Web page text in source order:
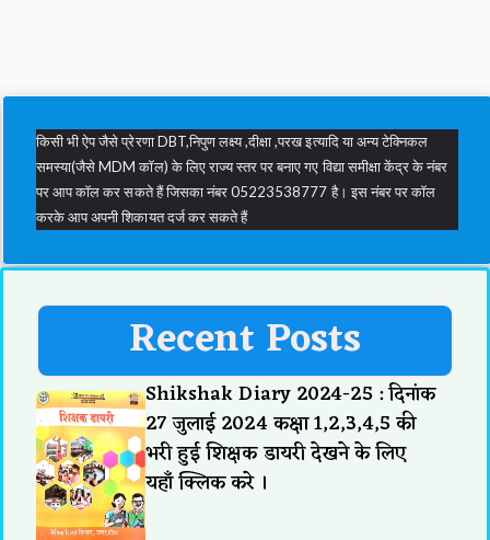
किसी भी ऐप जैसे प्रेरणा DBT,निपुण लक्ष्य ,दीक्षा ,परख इत्यादि या अन्य टेक्निकल
समस्या(जैसे MDM कॉल) के लिए राज्य स्तर पर बनाए गए विद्या समीक्षा केंद्र के नंबर
पर आप कॉल कर सकते हैं जिसका नंबर 05223538777 है। इस नंबर पर कॉल
करके आप अपनी शिकायत दर्ज कर सकते हैं
Recent Posts
Shikshak Diary 2024-25 : दिनांक
27 जुलाई 2024 कक्षा 1,2,3,4,5 की
भरी हुई शिक्षक डायरी देखने के लिए
यहाँ क्लिक करे ।